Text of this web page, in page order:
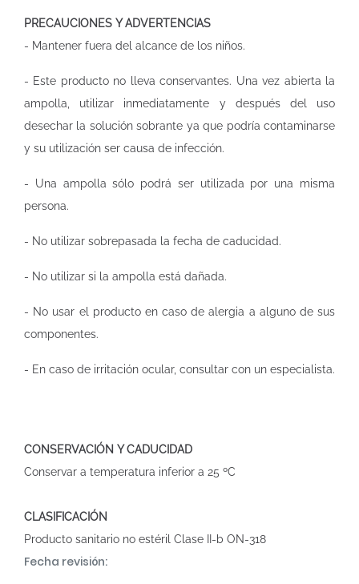
PRECAUCIONES Y ADVERTENCIAS
- Mantener fuera del alcance de los niños.
- Este producto no lleva conservantes. Una vez abierta la
ampolla, utilizar inmediatamente y después del uso
desechar la solución sobrante ya que podría contaminarse
y su utilización ser causa de infección.
- Una ampolla sólo podrá ser utilizada por una misma
persona.
- No utilizar sobrepasada la fecha de caducidad.
- No utilizar si la ampolla está dañada.
- No usar el producto en caso de alergia a alguno de sus
componentes.
- En caso de irritación ocular, consultar con un especialista.
CONSERVACIÓN Y CADUCIDAD
Conservar a temperatura inferior a 25 ºC
CLASIFICACIÓN
Producto sanitario no estéril Clase II-b ON-318
Fecha revisión: